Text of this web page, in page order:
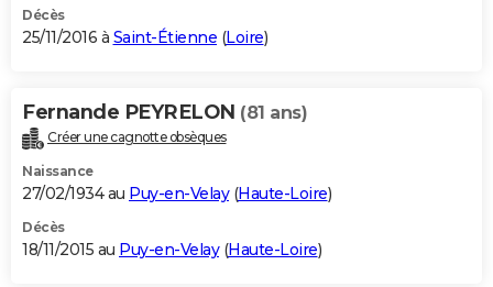
Décès
25/11/2016 à Saint-Étienne (Loire)
Fernande PEYRELON (81 ans)
Créer une cagnotte obsèques
Naissance
27/02/1934 au Puy-en-Velay(Haute-Loire)
Décès
18/11/2015 au Puy-en-Velay(Haute-Loire)